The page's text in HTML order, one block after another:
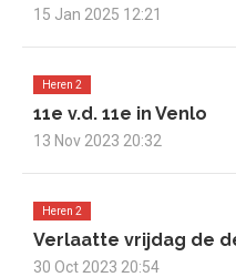
15 Jan 2025 12:21
Heren 2
11e v.d. 11e in Venlo
13 Nov 2023 20:32
Heren 2
Verlaatte vrijdag de
30 Oct 2023 20:54